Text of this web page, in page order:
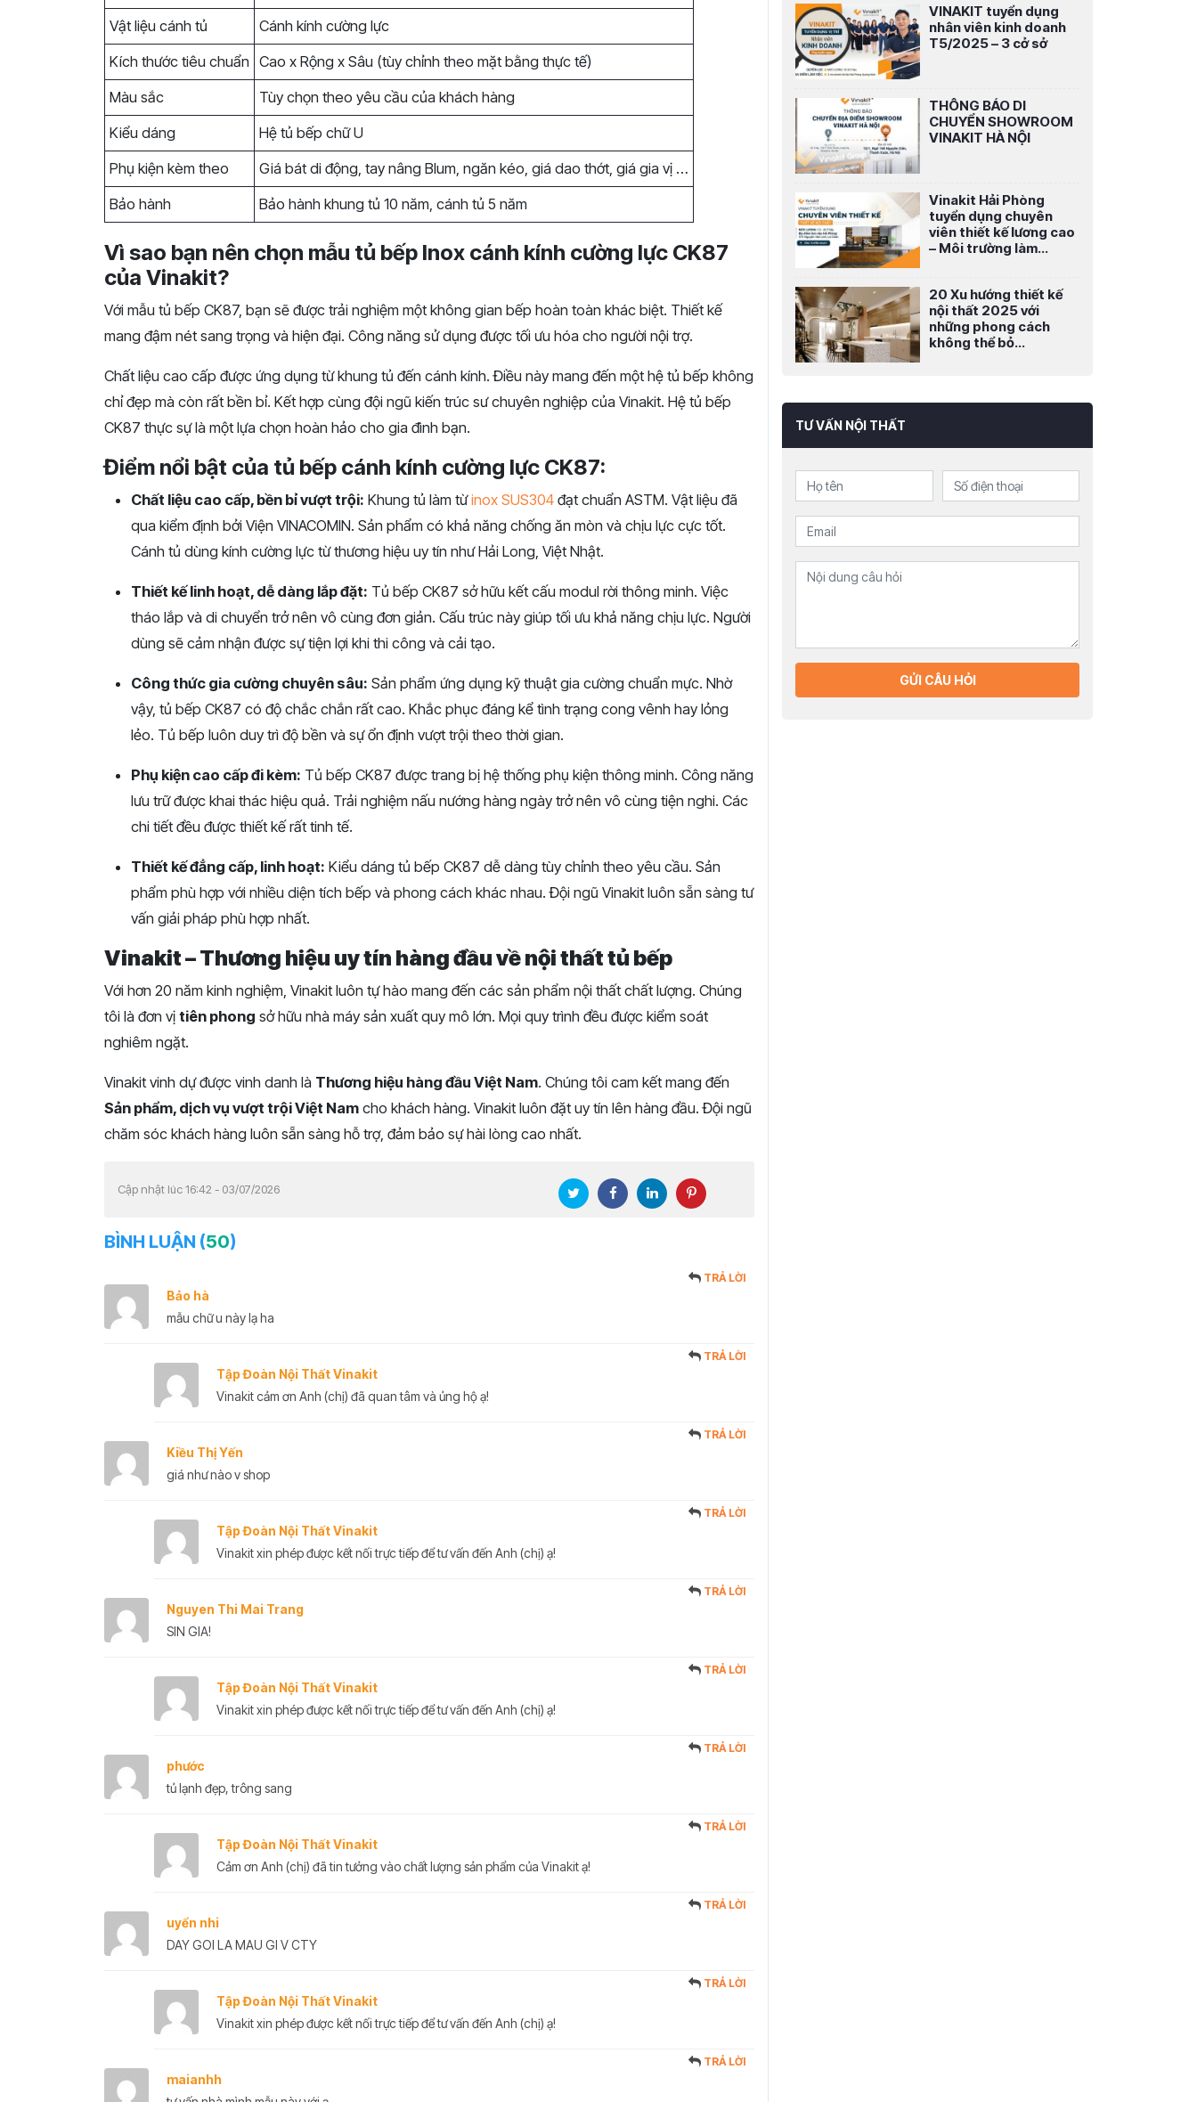
Vật liệu cánh tủ
Cánh kính cường lực
Kích thước tiêu chuẩn Cao x Rộng x Sâu (tùy chỉnh theo mặt bằng thực tế)
Màu sắc
Tùy chọn theo yêu cầu của khách hàng
Kiểu dáng
Hệ tủ bếp chữ U
Phụ kiện kèm theo
Giá bát di động, tay nâng Blum, ngăn kéo, giá dao thớt, giá gia vị …
Bảo hành
Bảo hành khung tủ 10 năm, cánh tủ 5 năm
Vì sao bạn nên chọn mẫu tủ bếp Inox cánh kính cường lực CK87
của Vinakit?
Với mẫu tủ bếp CK87, bạn sẽ được trải nghiệm một không gian bếp hoàn toàn khác biệt. Thiết kế
mang đậm nét sang trọng và hiện đại. Công năng sử dụng được tối ưu hóa cho người nội trợ.
Chất liệu cao cấp được ứng dụng từ khung tủ đến cánh kính. Điều này mang đến một hệ tủ bếp không
chỉ đẹp mà còn rất bền bỉ. Kết hợp cùng đội ngũ kiến trúc sư chuyên nghiệp của Vinakit. Hệ tủ bếp
CK87 thực sự là một lựa chọn hoàn hảo cho gia đình bạn.
Điểm nổi bật của tủ bếp cánh kính cường lực CK87:
Chất liệu cao cấp, bền bỉ vượt trội: Khung tủ làm từinox SUS304 đạt chuẩn ASTM. Vật liệu đã
qua kiểm định bởi Viện VINACOMIN. Sản phẩm có khả năng chống ăn mòn và chịu lực cực tốt.
Cánh tủ dùng kính cường lực từ thương hiệu uy tín như Hải Long, Việt Nhật.
Thiết kế linh hoạt, dễ dàng lắp đặt: Tủ bếp CK87 sở hữu kết cấu modul rời thông minh. Việc
tháo lắp và di chuyển trở nên vô cùng đơn giản. Cấu trúc này giúp tối ưu khả năng chịu lực. Người
dùng sẽ cảm nhận được sự tiện lợi khi thi công và cải tạo.
Công thức gia cường chuyên sâu: Sản phẩm ứng dụng kỹ thuật gia cường chuẩn mực. Nhờ
vậy, tủ bếp CK87 có độ chắc chắn rất cao. Khắc phục đáng kể tình trạng cong vênh hay lỏng
lẻo. Tủ bếp luôn duy trì độ bền và sự ổn định vượt trội theo thời gian.
Phụ kiện cao cấp đi kèm: Tủ bếp CK87 được trang bị hệ thống phụ kiện thông minh. Công năng
lưu trữ được khai thác hiệu quả. Trải nghiệm nấu nướng hàng ngày trở nên vô cùng tiện nghi. Các
chi tiết đều được thiết kế rất tinh tế.
Thiết kế đẳng cấp, linh hoạt: Kiểu dáng tủ bếp CK87 dễ dàng tùy chỉnh theo yêu cầu. Sản
phẩm phù hợp với nhiều diện tích bếp và phong cách khác nhau. Đội ngũ Vinakit luôn sẵn sàng tư
vấn giải pháp phù hợp nhất.
Vinakit – Thương hiệu uy tín hàng đầu về nội thất tủ bếp
Với hơn 20 năm kinh nghiệm, Vinakit luôn tự hào mang đến các sản phẩm nội thất chất lượng. Chúng
tôi là đơn vị tiên phong sở hữu nhà máy sản xuất quy mô lớn. Mọi quy trình đều được kiểm soát
nghiêm ngặt.
Vinakit vinh dự được vinh danh là Thương hiệu hàng đầu Việt Nam. Chúng tôi cam kết mang đến
Sản phẩm, dịch vụ vượt trội Việt Nam cho khách hàng. Vinakit luôn đặt uy tín lên hàng đầu. Đội ngũ
chăm sóc khách hàng luôn sẵn sàng hỗ trợ, đảm bảo sự hài lòng cao nhất.
Cập nhật lúc 16:42 - 03/07/2026
BÌNH LUẬN (50)
Bảo hà
TRẢ LỜI
mẫu chữ u này lạ ha
Tập Đoàn Nội Thất Vinakit
TRẢ LỜI
Vinakit cảm ơn Anh (chị) đã quan tâm và ủng hộ ạ!
Kiều Thị Yến
TRẢ LỜI
giá như nào v shop
Tập Đoàn Nội Thất Vinakit
TRẢ LỜI
Vinakit xin phép được kết nối trực tiếp để tư vấn đến Anh (chị) ạ!
Nguyen Thi Mai Trang
TRẢ LỜI
SIN GIA!
Tập Đoàn Nội Thất Vinakit
TRẢ LỜI
Vinakit xin phép được kết nối trực tiếp để tư vấn đến Anh (chị) ạ!
phước
TRẢ LỜI
tủ lạnh đẹp, trông sang
Tập Đoàn Nội Thất Vinakit
TRẢ LỜI
Cảm ơn Anh (chị) đã tin tưởng vào chất lượng sản phẩm của Vinakit ạ!
uyển nhi
TRẢ LỜI
DAY GOI LA MAU GI V CTY
Tập Đoàn Nội Thất Vinakit
TRẢ LỜI
Vinakit xin phép được kết nối trực tiếp để tư vấn đến Anh (chị) ạ!
maianhh
TRẢ LỜI
VINAKIT tuyển dụng
nhân viên kinh doanh
T5/2025 – 3 cở sở
THÔNG BÁO DI
CHUYỂN SHOWROOM
VINAKIT HÀ NỘI
Vinakit Hải Phòng
tuyển dụng chuyên
viên thiết kế lương cao
– Môi trường làm...
20 Xu hướng thiết kế
nội thất 2025 với
những phong cách
không thể bỏ...
TƯ VẤN NỘI THẤT
GỬI CÂU HỎI